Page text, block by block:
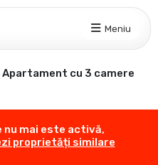
Meniu
cu 3 camere
mai este activă,
proprietăți similare